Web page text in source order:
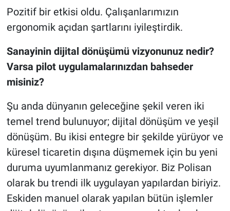
Pozitif bir etkisi oldu. Çalışanlarımızın
ergonomik açıdan şartlarını iyileştirdik.
Sanayinin dijital dönüşümü vizyonunuz nedir?
Varsa pilot uygulamalarınızdan bahseder
misiniz?
Şu anda dünyanın geleceğine şekil veren iki
temel trend bulunuyor; dijital dönüşüm ve yeşil
dönüşüm. Bu ikisi entegre bir şekilde yürüyor ve
küresel ticaretin dışına düşmemek için bu yeni
duruma uyumlanmanız gerekiyor. Biz Polisan
olarak bu trendi ilk uygulayan yapılardan biriyiz.
Eskiden manuel olarak yapılan bütün işlemler